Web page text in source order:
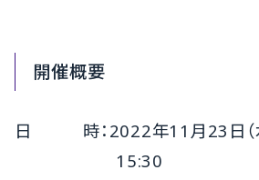
開催概要
日 時：2022年11月23日（水
15:30